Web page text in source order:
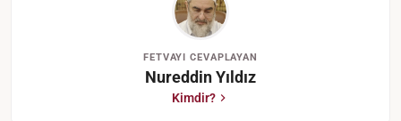
FETVAYI CEVAPLAYAN
Nureddin Yıldız
Kimdir?